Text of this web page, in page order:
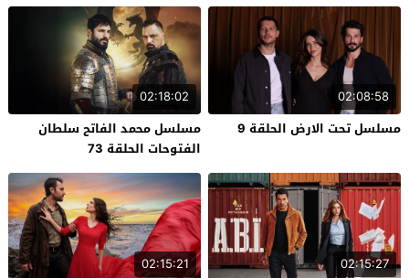
02:08:58
مسلسل تحت الارض الحلقة 9
02:18:02
مسلسل محمد الفاتح سلطان
الفتوحات الحلقة 73
02:15:27
02:15:21